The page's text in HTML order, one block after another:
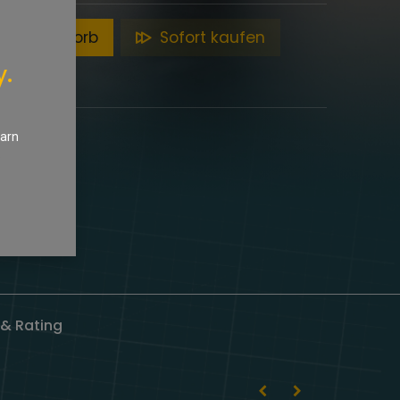
Warenkorb Sofort kaufen
Rating